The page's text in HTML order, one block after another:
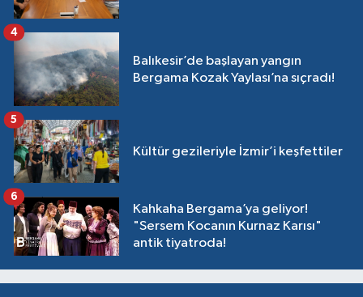
Balıkesir’de başlayan yangın
Bergama Kozak Yaylası’na sıçradı!
4
Kültür gezileriyle İzmir’i keşfettiler
5
Kahkaha Bergama’ya geliyor!
"Sersem Kocanın Kurnaz Karısı"
antik tiyatroda!
6